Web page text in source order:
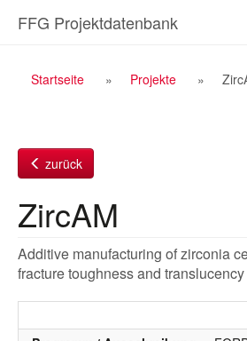
InhaltFFG Projektdatenbank
Breadcrumb
Startseite Projekte
zurück
ZircAM
Additive manufacturing of zirconia
fracture toughness and translucency